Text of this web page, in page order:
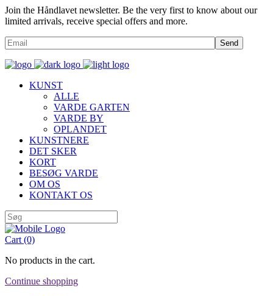
Join the Håndlavet newsletter. Be the very first to know about our
limited arrivals, receive special offers and more.
Send
KUNST
ALLE
VARDE GARTEN
VARDE BY
OPLANDET
KUNSTNERE
DET SKER
KORT
BESØG VARDE
OM OS
KONTAKT OS
Cart (0)
No products in the cart.
Continue shopping